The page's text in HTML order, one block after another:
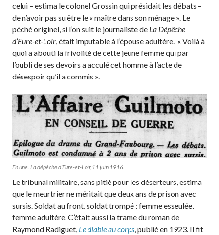
celui – estima le colonel Grossin qui présidait les débats –
de n’avoir pas su être le « maître dans son ménage ». Le
péché originel, si l’on suit le journaliste de La Dépêche
d’Eure-et-Loir, était imputable à l’épouse adultère. « Voilà à
quoi a abouti la frivolité de cette jeune femme qui par
l’oubli de ses devoirs a acculé cet homme à l’acte de
désespoir qu’il a commis ».
En une. La dépêche d’Eure-et-Loir,11 juin 1916.
Le tribunal militaire, sans pitié pour les déserteurs, estima
que le meurtrier ne méritait que deux ans de prison avec
sursis. Soldat au front, soldat trompé ; femme esseulée,
femme adultère. C’était aussi la trame du roman de
Raymond Radiguet, Le diable au corps, publié en 1923. Il fit